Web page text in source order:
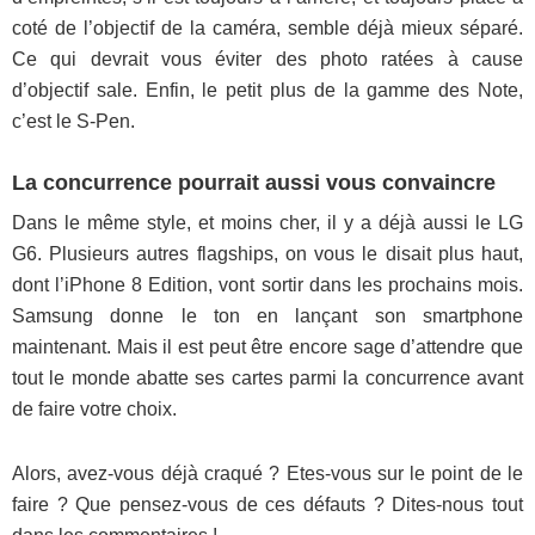
coté de l’objectif de la caméra, semble déjà mieux séparé.
Ce qui devrait vous éviter des photo ratées à cause
d’objectif sale. Enfin, le petit plus de la gamme des Note,
c’est le S-Pen.
La concurrence pourrait aussi vous convaincre
Dans le même style, et moins cher, il y a déjà aussi le LG
G6. Plusieurs autres flagships, on vous le disait plus haut,
dont l’iPhone 8 Edition, vont sortir dans les prochains mois.
Samsung donne le ton en lançant son smartphone
maintenant. Mais il est peut être encore sage d’attendre que
tout le monde abatte ses cartes parmi la concurrence avant
de faire votre choix.
Alors, avez-vous déjà craqué ? Etes-vous sur le point de le
faire ? Que pensez-vous de ces défauts ? Dites-nous tout